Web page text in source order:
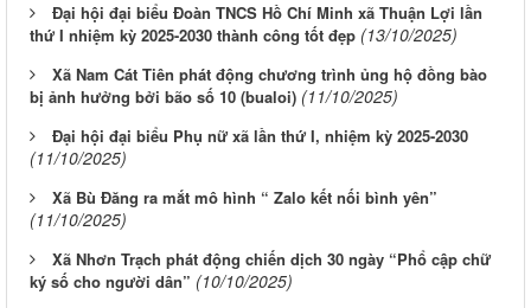
Đại hội đại biểu Đoàn TNCS Hồ Chí Minh xã Thuận Lợi lần
thứ I nhiệm kỳ 2025-2030 thành công tốt đẹp (13/10/2025)
Xã Nam Cát Tiên phát động chương trình ủng hộ đồng bào
bị ảnh hưởng bởi bão số 10 (bualoi) (11/10/2025)
Đại hội đại biểu Phụ nữ xã lần thứ I, nhiệm kỳ 2025-2030
(11/10/2025)
Xã Bù Đăng ra mắt mô hình “ Zalo kết nối bình yên”
(11/10/2025)
Xã Nhơn Trạch phát động chiến dịch 30 ngày “Phổ cập chữ
ký số cho người dân” (10/10/2025)